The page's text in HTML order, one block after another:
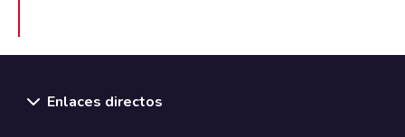
Enlaces directos